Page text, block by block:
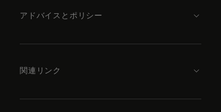
アドバイスとポリシー
関連リンク